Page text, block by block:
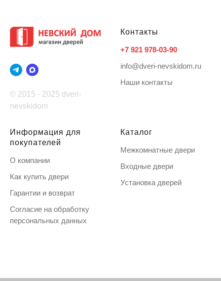
© 2015 - 2025 dveri-
nevskidom
Контакты
+7 921 978-03-90
info@dveri-nevskidom.ru
Наши контакты
Информация для
покупателей
О компании
Как купить двери
Гарантии и возврат
Согласие на обработку
персональных данных
Каталог
Межкомнатные двери
Входные двери
Установка дверей